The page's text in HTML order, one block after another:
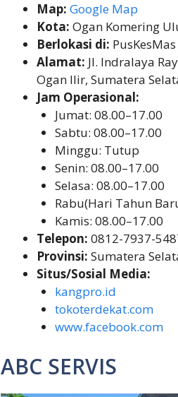
Map: Google Map
Kota: Ogan Komering
Berlokasi di:
Alamat: Jl. Indralaya
Ogan Ilir, Sumatera
Jam Operasional:
Jumat: 08.00–17.00
Sabtu: 08.00–17.00
Minggu: Tutup
Senin: 08.00–17.00
Selasa: 08.00–17.00
Rabu(Hari Tahun
Kamis: 08.00–17.00
Telepon: 0812-7937-
Provinsi: Sumatera
Situs/Sosial Media:
kangpro.id
tokoterdekat.com
www.facebook.com
ABC SERVIS